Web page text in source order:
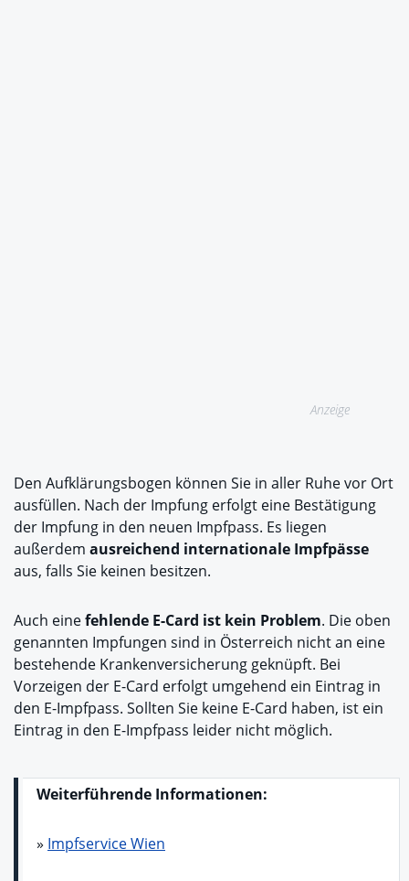
Anzeige
Den Aufklärungsbogen können Sie in aller Ruhe vor Ort
ausfüllen. Nach der Impfung erfolgt eine Bestätigung
der Impfung in den neuen Impfpass. Es liegen
außerdem ausreichend internationale Impfpässe
aus, falls Sie keinen besitzen.
Auch einefehlende E-Card ist kein Problem. Die oben
genannten Impfungen sind in Österreich nicht an eine
bestehende Krankenversicherung geknüpft. Bei
Vorzeigen der E-Card erfolgt umgehend ein Eintrag in
den E-Impfpass. Sollten Sie keine E-Card haben, ist ein
Eintrag in den E-Impfpass leider nicht möglich.
Weiterführende Informationen:
» Impfservice Wien